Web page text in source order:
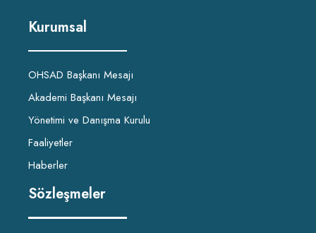
Kurumsal
OHSAD Başkanı Mesajı
Akademi Başkanı Mesajı
Yönetimi ve Danışma Kurulu
Faaliyetler
Haberler
Sözleşmeler